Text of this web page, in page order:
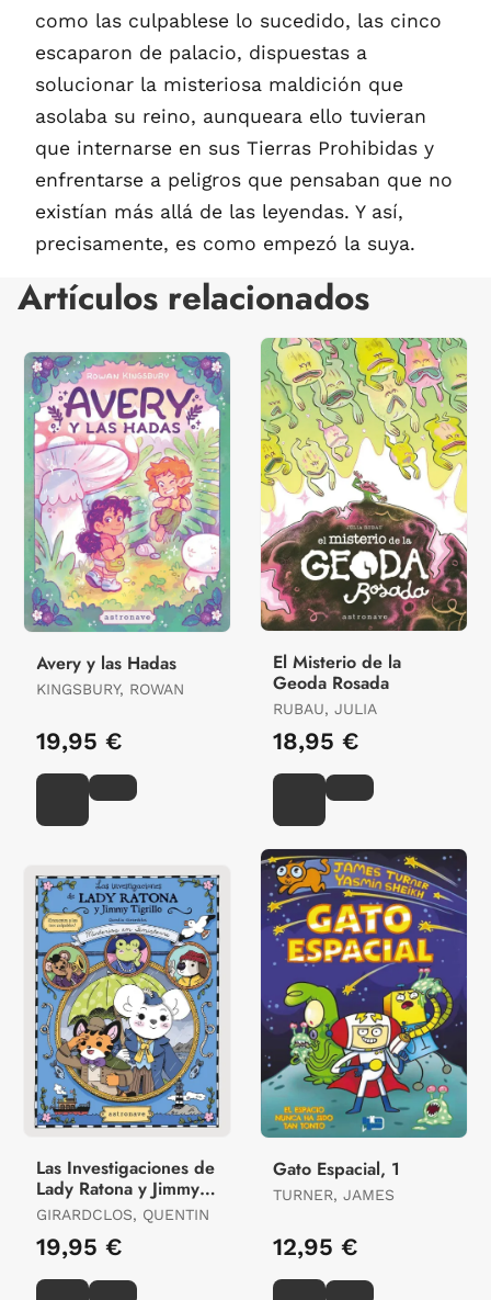
como las culpablese lo sucedido, las cinco
escaparon de palacio, dispuestas a
solucionar la misteriosa maldición que
asolaba su reino, aunqueara ello tuvieran
que internarse en sus Tierras Prohibidas y
enfrentarse a peligros que pensaban que no
existían más allá de las leyendas. Y así,
precisamente, es como empezó la suya.
Artículos relacionados
Avery y las Hadas
KINGSBURY, ROWAN
19,95 €
El Misterio de la
Geoda Rosada
RUBAU, JULIA
18,95 €
Las Investigaciones de
Lady Ratona y Jimmy
Tigrillo
GIRARDCLOS, QUENTIN
19,95 €
Gato Espacial, 1
TURNER, JAMES
12,95 €